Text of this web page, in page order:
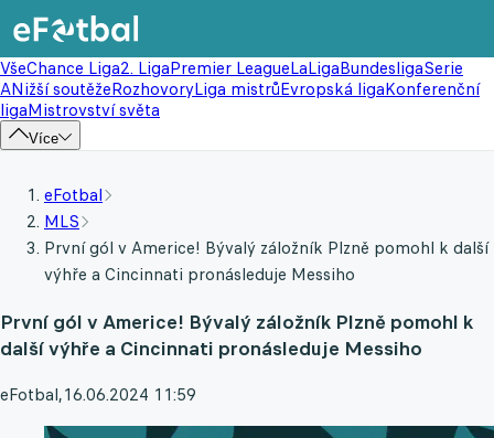
VšeChance Liga2. LigaPremier LeagueLaLigaBundesligaSerie
ANižší soutěžeRozhovoryLiga mistrůEvropská ligaKonferenční
ligaMistrovství světa
Více
eFotbal
MLS
První gól v Americe! Bývalý záložník Plzně pomohl k další
výhře a Cincinnati pronásleduje Messiho
První gól v Americe! Bývalý záložník Plzně pomohl k
další výhře a Cincinnati pronásleduje Messiho
eFotbal,16.06.2024 11:59